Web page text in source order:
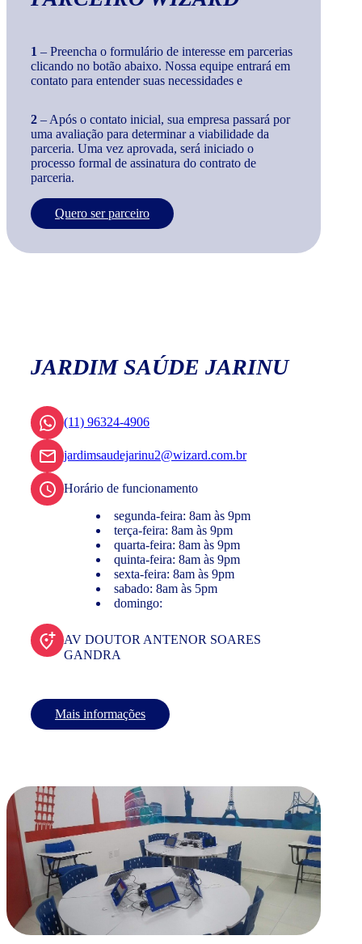
1 – Preencha o formulário de interesse em parcerias
clicando no botão abaixo. Nossa equipe entrará em
contato para entender suas necessidades e
2 – Após o contato inicial, sua empresa passará por
uma avaliação para determinar a viabilidade da
parceria. Uma vez aprovada, será iniciado o
processo formal de assinatura do contrato de
parceria.
Quero ser parceiro
JARDIM SAÚDE JARINU
(11) 96324-4906
jardimsaudejarinu2@wizard.com.br
Horário de funcionamento
segunda-feira: 8am às 9pm
terça-feira: 8am às 9pm
quarta-feira: 8am às 9pm
quinta-feira: 8am às 9pm
sexta-feira: 8am às 9pm
sabado: 8am às 5pm
domingo:
AV DOUTOR ANTENOR SOARES
GANDRA
Mais informações